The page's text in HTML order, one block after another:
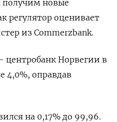
получим новые
регулятор оценивает
из Commerzbank.
центробанк Норвегии в
4,0%, оправдав
на 0,17% до 99,96​.